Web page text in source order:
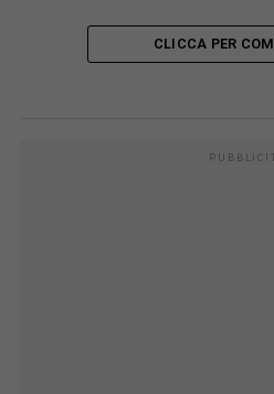
CLICCA PER